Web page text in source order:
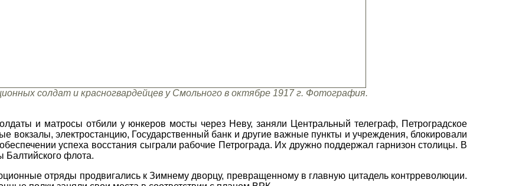
солдат и красногвардейцев у Смольного в октябре 1917 г. Фотография.
и матросы отбили у юнкеров мосты через Неву, заняли Центральный телеграф, Петроградское
вокзалы, электростанцию, Государственный банк и другие важные пункты и учреждения, блокировали
успеха восстания сыграли рабочие Петрограда. Их дружно поддержал гарнизон столицы. В
флота.
отряды продвигались к Зимнему дворцу, превращенному в главную цитадель контрреволюции.